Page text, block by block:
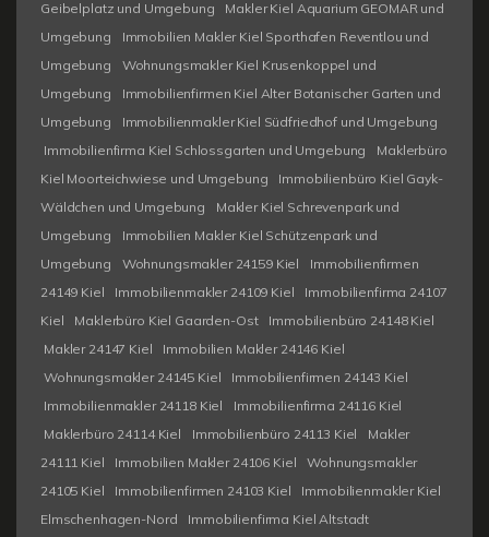
Geibelplatz und Umgebung
Makler Kiel Aquarium GEOMAR und
Umgebung
Immobilien Makler Kiel Sporthafen Reventlou und
Umgebung
Wohnungsmakler Kiel Krusenkoppel und
Umgebung
Immobilienfirmen Kiel Alter Botanischer Garten und
Umgebung
Immobilienmakler Kiel Südfriedhof und Umgebung
Immobilienfirma Kiel Schlossgarten und Umgebung
Maklerbüro
Kiel Moorteichwiese und Umgebung
Immobilienbüro Kiel Gayk-
Wäldchen und Umgebung
Makler Kiel Schrevenpark und
Umgebung
Immobilien Makler Kiel Schützenpark und
Umgebung
Wohnungsmakler 24159 Kiel
Immobilienfirmen
24149 Kiel
Immobilienmakler 24109 Kiel
Immobilienfirma 24107
Kiel
Maklerbüro Kiel Gaarden-Ost
Immobilienbüro 24148 Kiel
Makler 24147 Kiel
Immobilien Makler 24146 Kiel
Wohnungsmakler 24145 Kiel
Immobilienfirmen 24143 Kiel
Immobilienmakler 24118 Kiel
Immobilienfirma 24116 Kiel
Maklerbüro 24114 Kiel
Immobilienbüro 24113 Kiel
Makler
24111 Kiel
Immobilien Makler 24106 Kiel
Wohnungsmakler
24105 Kiel
Immobilienfirmen 24103 Kiel
Immobilienmakler Kiel
Elmschenhagen-Nord
Immobilienfirma Kiel Altstadt